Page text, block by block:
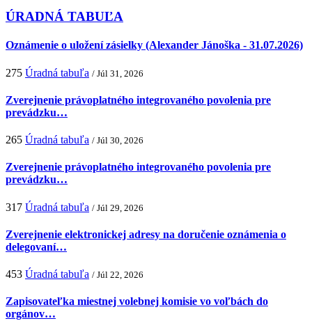
ÚRADNÁ TABUĽA
Oznámenie o uložení zásielky (Alexander Jánoška - 31.07.2026)
275 Úradná tabuľa / Júl 31, 2026
Zverejnenie právoplatného integrovaného povolenia pre
prevádzku…
265 Úradná tabuľa / Júl 30, 2026
Zverejnenie právoplatného integrovaného povolenia pre
prevádzku…
317 Úradná tabuľa / Júl 29, 2026
Zverejnenie elektronickej adresy na doručenie oznámenia o
delegovaní…
453 Úradná tabuľa / Júl 22, 2026
Zapisovateľka miestnej volebnej komisie vo voľbách do
orgánov…